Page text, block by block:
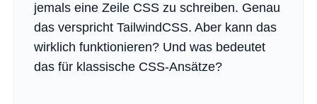
jemals eine Zeile CSS zu schreiben. Genau
das verspricht TailwindCSS. Aber kann das
wirklich funktionieren? Und was bedeutet
das für klassische CSS-Ansätze?